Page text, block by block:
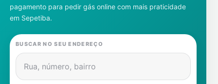
Cadastre-se
Gás
Contatos
pagamento para pedir gás online com mais praticidade
em Sepetiba.
BUSCAR NO SEU ENDEREÇO
Rua, número, bairro